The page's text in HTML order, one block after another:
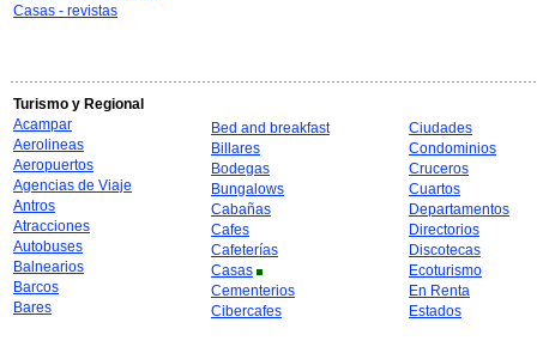
Casas - revistas
Turismo y Regional
Acampar
Aerolineas
Aeropuertos
Agencias de Viaje
Antros
Atracciones
Autobuses
Balnearios
Barcos
Bares
Bed and breakfast
Billares
Bodegas
Bungalows
Cabañas
Cafes
Cafeterías
Casas
Cementerios
Cibercafes
Ciudades
Condominios
Cruceros
Cuartos
Departamentos
Directorios
Discotecas
Ecoturismo
En Renta
Estados